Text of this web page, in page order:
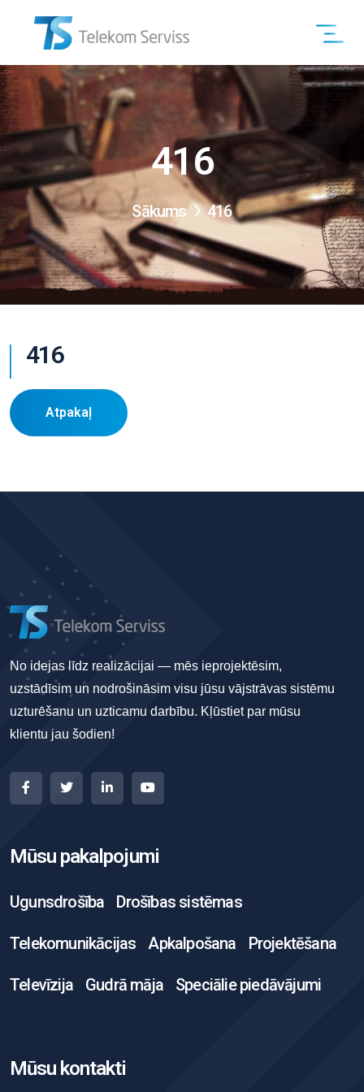
416
Sākums 416
416
Atpakaļ
No idejas līdz realizācijai — mēs ieprojektēsim,
uzstādīsim un nodrošināsim visu jūsu vājstrāvas sistēmu
uzturēšanu un uzticamu darbību. Kļūstiet par mūsu
klientu jau šodien!
Mūsu pakalpojumi
Ugunsdrošība Drošības sistēmas
Telekomunikācijas Apkalpošana Projektēšana
Televīzija Gudrā māja Speciālie piedāvājumi
Mūsu kontakti